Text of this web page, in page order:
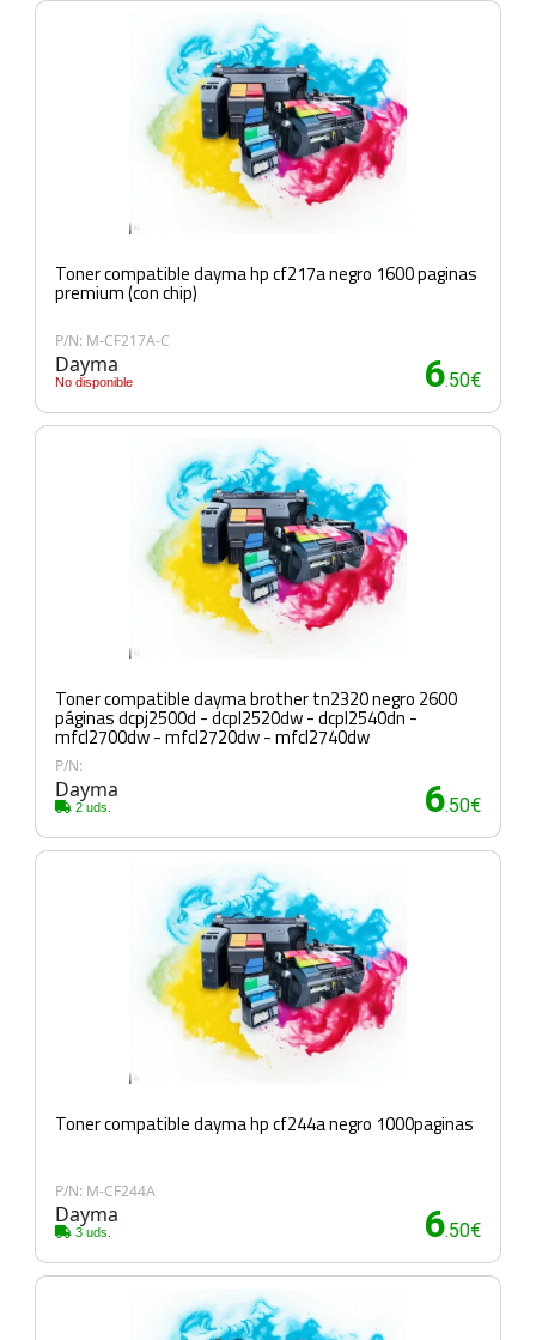
Toner compatible dayma hp cf217a negro 1600 paginas
premium (con chip)
P/N: M-CF217A-C
Dayma
No disponible 6.50€
Toner compatible dayma brother tn2320 negro 2600
páginas dcpj2500d - dcpl2520dw - dcpl2540dn -
mfcl2700dw - mfcl2720dw - mfcl2740dw
P/N:
Dayma
2 uds. 6.50€
Toner compatible dayma hp cf244a negro 1000paginas
P/N: M-CF244A
Dayma
3 uds. 6.50€